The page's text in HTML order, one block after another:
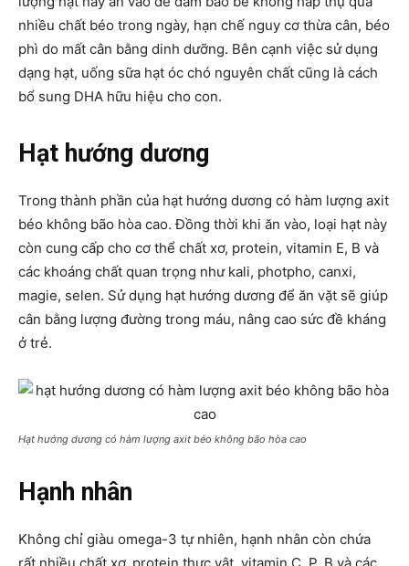
nhiều chất béo trong ngày, hạn chế nguy cơ thừa cân, béo
phì do mất cân bằng dinh dưỡng. Bên cạnh việc sử dụng
dạng hạt, uống sữa hạt óc chó nguyên chất cũng là cách
bổ sung DHA hữu hiệu cho con.
Hạt hướng dương
Trong thành phần của hạt hướng dương có hàm lượng axit
béo không bão hòa cao. Đồng thời khi ăn vào, loại hạt này
còn cung cấp cho cơ thể chất xơ, protein, vitamin E, B và
các khoáng chất quan trọng như kali, photpho, canxi,
magie, selen. Sử dụng hạt hướng dương để ăn vặt sẽ giúp
cân bằng lượng đường trong máu, nâng cao sức đề kháng
ở trẻ.
Hạt hướng dương có hàm lượng axit béo không bão hòa cao
Hạnh nhân
Không chỉ giàu omega-3 tự nhiên, hạnh nhân còn chứa